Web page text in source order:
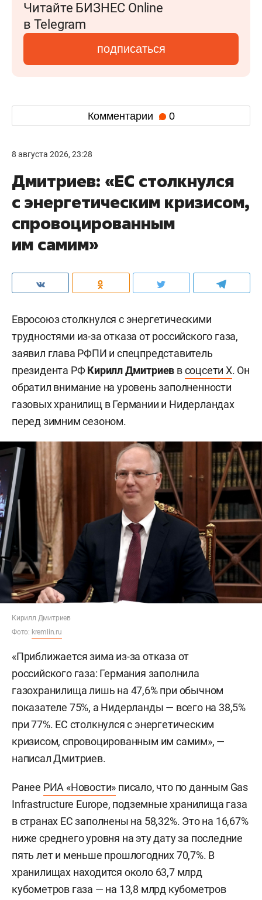
Читайте БИЗНЕС Online
в Telegram
подписаться
Комментарии 0
8 августа 2026, 23:28
Дмитриев: «ЕС столкнулся
с энергетическим кризисом,
спровоцированным
им самим»
Евросоюз столкнулся с энергетическими
трудностями из-за отказа от российского газа,
заявил глава РФПИ и спецпредставитель
президента РФКирилл Дмитриев всоцсети X. Он
обратил внимание на уровень заполненности
газовых хранилищ в Германии и Нидерландах
перед зимним сезоном.
Кирилл Дмитриев
Фото: kremlin.ru
«Приближается зима из-за отказа от
российского газа: Германия заполнила
газохранилища лишь на 47,6% при обычном
показателе 75%, а Нидерланды — всего на 38,5%
при 77%. ЕС столкнулся с энергетическим
кризисом, спровоцированным им самим», —
написал Дмитриев.
Ранее РИА «Новости» писало, что по данным Gas
Infrastructure Europe, подземные хранилища газа
в странах ЕС заполнены на 58,32%. Это на 16,67%
ниже среднего уровня на эту дату за последние
пять лет и меньше прошлогодних 70,7%. В
хранилищах находится около 63,7 млрд
кубометров газа — на 13,8 млрд кубометров